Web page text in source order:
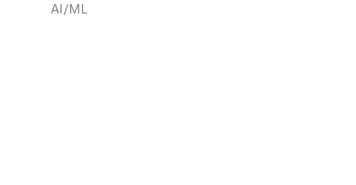
AI/ML